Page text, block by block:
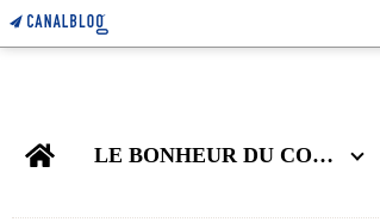
Home LE BONHEUR DU COUPLE